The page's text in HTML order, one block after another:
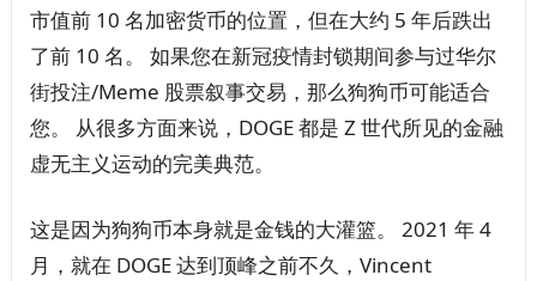
市值前 10 名加密货币的位置，但在大约 5 年后跌出
了前 10 名。 如果您在新冠疫情封锁期间参与过华尔
街投注/Meme 股票叙事交易，那么狗狗币可能适合
您。 从很多方面来说，DOGE 都是 Z 世代所见的金融
虚无主义运动的完美典范。
这是因为狗狗币本身就是金钱的大灌篮。 2021 年 4
月，就在 DOGE 达到顶峰之前不久，Vincent